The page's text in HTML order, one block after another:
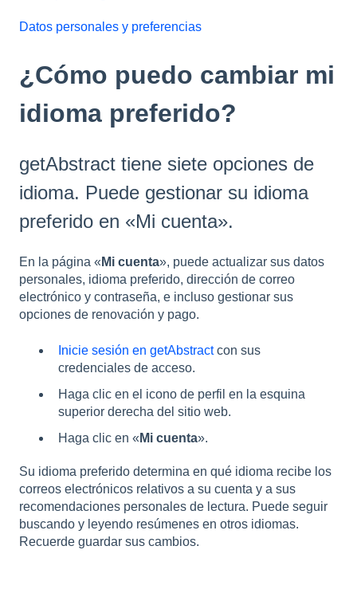
Datos personales y preferencias
¿Cómo puedo cambiar mi
idioma preferido?
getAbstract tiene siete opciones de
idioma. Puede gestionar su idioma
preferido en «Mi cuenta».
En la página « Mi cuenta», puede actualizar sus datos
personales, idioma preferido, dirección de correo
electrónico y contraseña, e incluso gestionar sus
opciones de renovación y pago.
Inicie sesión en getAbstractcon sus
credenciales de acceso.
Haga clic en el icono de perfil en la esquina
superior derecha del sitio web.
Haga clic en « Mi cuenta».
Su idioma preferido determina en qué idioma recibe los
correos electrónicos relativos a su cuenta y a sus
recomendaciones personales de lectura. Puede seguir
buscando y leyendo resúmenes en otros idiomas.
Recuerde guardar sus cambios.